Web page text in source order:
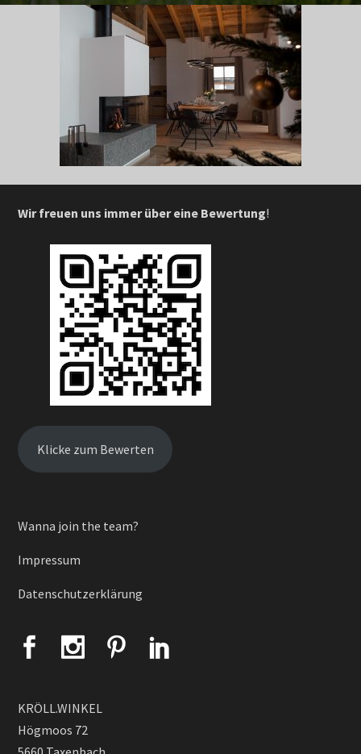
Wir freuen uns immer über eine Bewertung!
Klicke zum Bewerten
Wanna join the team?
Impressum
Datenschutzerklärung
KRÖLL.WINKEL
Högmoos 72